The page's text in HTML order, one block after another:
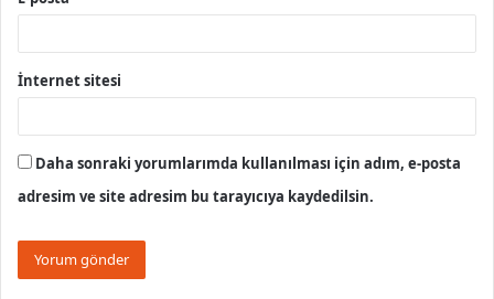
İnternet sitesi
Daha sonraki yorumlarımda kullanılması için adım, e-posta
adresim ve site adresim bu tarayıcıya kaydedilsin.